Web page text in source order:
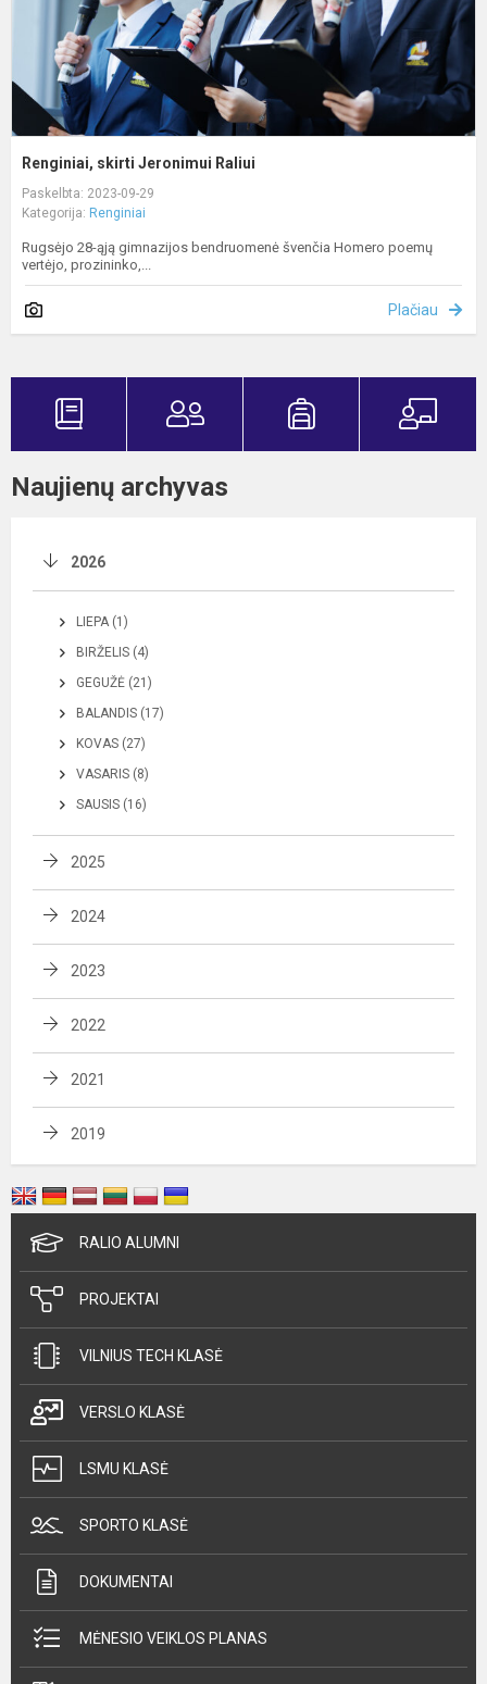
Renginiai, skirti Jeronimui Raliui
Paskelbta: 2023-09-29
Kategorija: Renginiai
Rugsėjo 28-ąją gimnazijos bendruomenė švenčia Homero poemų
vertėjo, prozininko,...
Plačiau
Naujienų archyvas
2026
LIEPA (1)
BIRŽELIS (4)
GEGUŽĖ (21)
BALANDIS (17)
KOVAS (27)
VASARIS (8)
SAUSIS (16)
2025
2024
2023
2022
2021
2019
RALIO ALUMNI
PROJEKTAI
VILNIUS TECH KLASĖ
VERSLO KLASĖ
LSMU KLASĖ
SPORTO KLASĖ
DOKUMENTAI
MĖNESIO VEIKLOS PLANAS